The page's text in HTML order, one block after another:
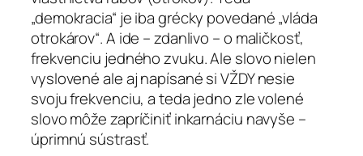
„demokracia“ je iba grécky povedané „vláda
otrokárov“. A ide – zdanlivo – o maličkosť,
frekvenciu jedného zvuku. Ale slovo nielen
vyslovené ale aj napísané si VŽDY nesie
svoju frekvenciu, a teda jedno zle volené
slovo môže zapríčiniť inkarnáciu navyše –
úprimnú sústrasť.